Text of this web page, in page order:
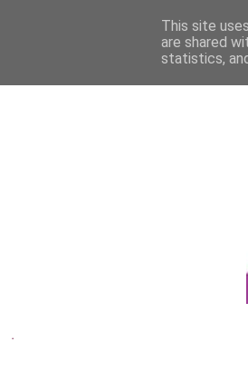
.
This site
are shared
statistics,